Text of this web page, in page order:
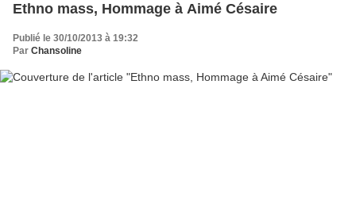
Ethno mass, Hommage à Aimé Césaire
Publié le 30/10/2013 à 19:32
Par Chansoline